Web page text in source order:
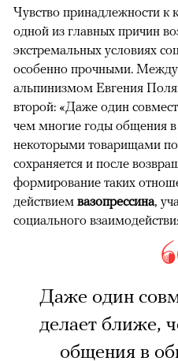
Чувство принадлежности
одной из главных причин
экстремальных условиях
особенно прочными.
альпинизмом Евгения
второй: «Даже один
чем многие годы общения
некоторыми товарищами
сохраняется и после
формирование таких
действием вазопрессина,
социального
Даже один
делает ближе,
общения в